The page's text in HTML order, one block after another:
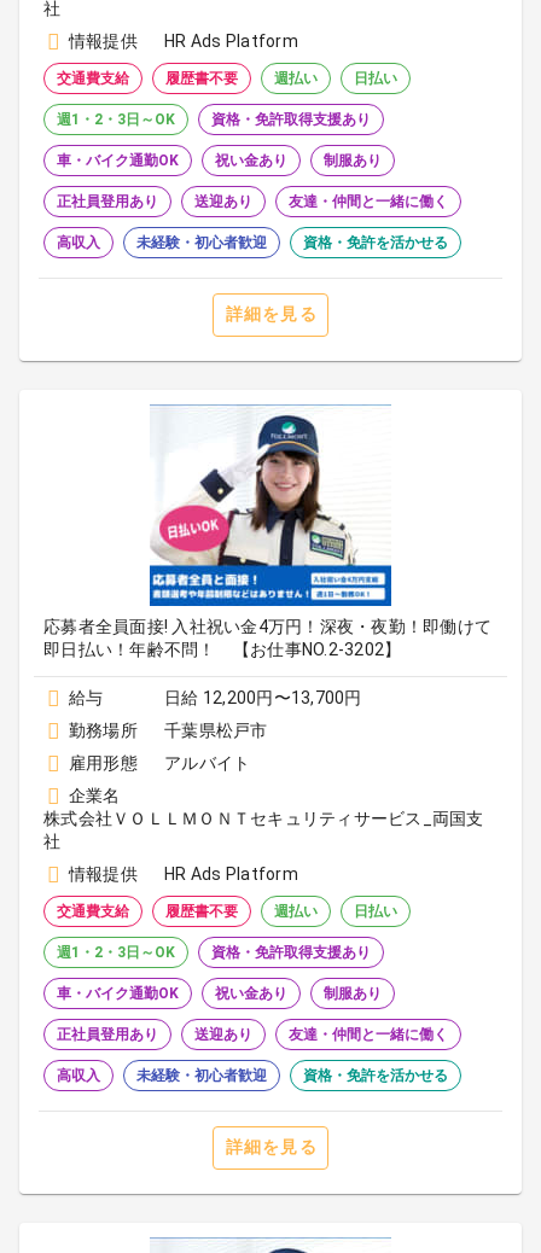
社
情報提供
HR Ads Platform
交通費支給 履歴書不要 週払い 日払い
週1・2・3日～OK 資格・免許取得支援あり
車・バイク通勤OK 祝い金あり 制服あり
正社員登用あり 送迎あり 友達・仲間と一緒に働く
高収入 未経験・初心者歓迎 資格・免許を活かせる
詳細を見る
応募者全員面接! 入社祝い金4万円！深夜・夜勤！即働けて
即日払い！年齢不問！ 【お仕事NO.2-3202】
給与
日給 12,200円〜13,700円
勤務場所
千葉県松戸市
雇用形態
アルバイト
企業名
株式会社ＶＯＬＬＭＯＮＴセキュリティサービス_両国支
社
情報提供
HR Ads Platform
交通費支給 履歴書不要 週払い 日払い
週1・2・3日～OK 資格・免許取得支援あり
車・バイク通勤OK 祝い金あり 制服あり
正社員登用あり 送迎あり 友達・仲間と一緒に働く
高収入 未経験・初心者歓迎 資格・免許を活かせる
詳細を見る